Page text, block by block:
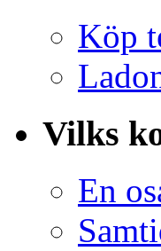
Köp
Vilks
En